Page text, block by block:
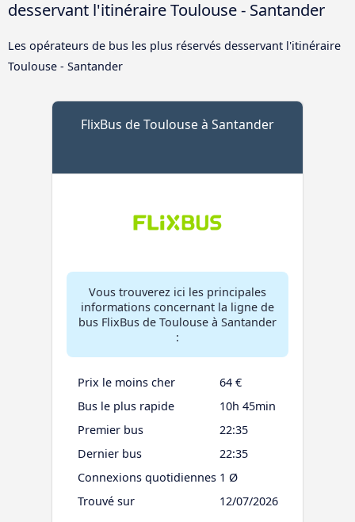
desservant l'itinéraire Toulouse - Santander
Les opérateurs de bus les plus réservés desservant l'itinéraire
Toulouse - Santander
FlixBus de Toulouse à Santander
Vous trouverez ici les principales
informations concernant la ligne de
bus FlixBus de Toulouse à Santander
:
Prix le moins cher
64 €
Bus le plus rapide
10h 45min
Premier bus
22:35
Dernier bus
22:35
Connexions quotidiennes 1 Ø
Trouvé sur
12/07/2026